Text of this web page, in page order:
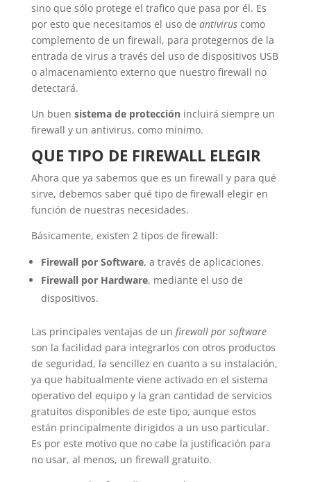
sino que sólo protege el trafico que pasa por él. Es
por esto que necesitamos el uso de antiviruscomo
complemento de un firewall, para protegernos de la
entrada de virus a través del uso de dispositivos USB
o almacenamiento externo que nuestro firewall no
detectará.
Un buen sistema de protecciónincluirá siempre un
firewall y un antivirus, como mínimo.
QUE TIPO DE FIREWALL ELEGIR
Ahora que ya sabemos que es un firewall y para qué
sirve, debemos saber qué tipo de firewall elegir en
función de nuestras necesidades.
Básicamente, existen 2 tipos de firewall:
Firewall por Software, a través de aplicaciones.
Firewall por Hardware, mediante el uso de
dispositivos.
Las principales ventajas de un firewall por software
son la facilidad para integrarlos con otros productos
de seguridad, la sencillez en cuanto a su instalación,
ya que habitualmente viene activado en el sistema
operativo del equipo y la gran cantidad de servicios
gratuitos disponibles de este tipo, aunque estos
están principalmente dirigidos a un uso particular.
Es por este motivo que no cabe la justificación para
no usar, al menos, un firewall gratuito.